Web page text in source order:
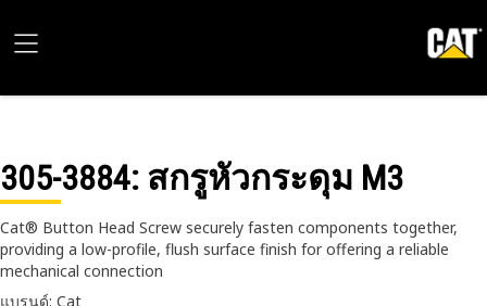
305-3884: สกรูหัวกระดุม M3
Cat® Button Head Screw securely fasten components together,
providing a low-profile, flush surface finish for offering a reliable
mechanical connection
แบรนด์: Cat